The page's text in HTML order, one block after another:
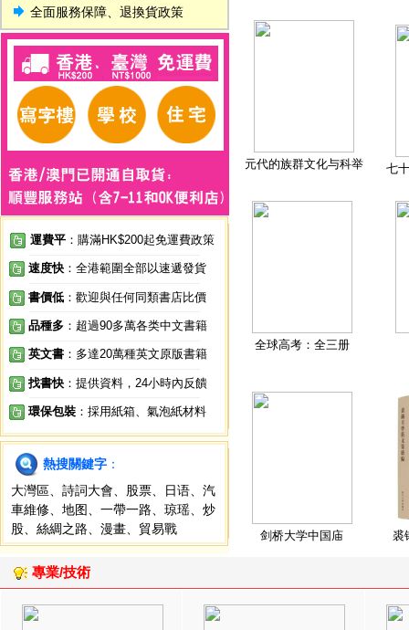
全面服務保障、退換貨政策
運費平 ：購滿HK$200起免運費政策
速度快 ：全港範圍全部以速遞發貨
書價低 ：歡迎與任何同類書店比價
品種多 ：超過90多萬各类中文書籍
英文書 ：多達20萬種英文原版書籍
找書快 ：提供資料，24小時內反饋
環保包裝 ：採用紙箱、氣泡紙材料
熱搜關鍵字 ：
大灣區
詩詞大會 股票 日语
汽
車維修
地图 一帶一路 琼瑶
炒
股
絲綢之路 漫畫 貿易戰
元代的族群文化与科举 七
全球高考：全三册
剑桥大学中国庙 裘
專業/技術